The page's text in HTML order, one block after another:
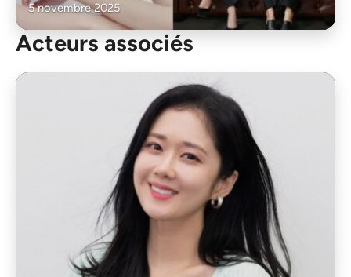
5 novembre 2025
Acteurs associés